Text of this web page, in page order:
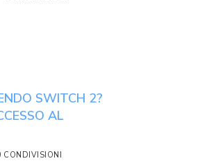
SWITCH 2?
AL
CONDIVISIONI